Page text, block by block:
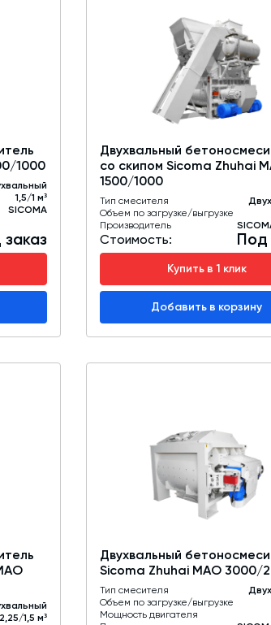
1000
1,5/1 м³
SICOMA
Двухвальный
со скипом Sicoma Zhuhai
1500/1000
Тип смесителя
Объем по загрузке/выгрузке
Производитель
Стоимость: Под
Купить в 1 клик
Добавить в корзину
2,25/1,5 м³
Двухвальный
Sicoma Zhuhai MAO 3000/
Тип смесителя
Объем по загрузке/выгрузке
Мощность двигателя